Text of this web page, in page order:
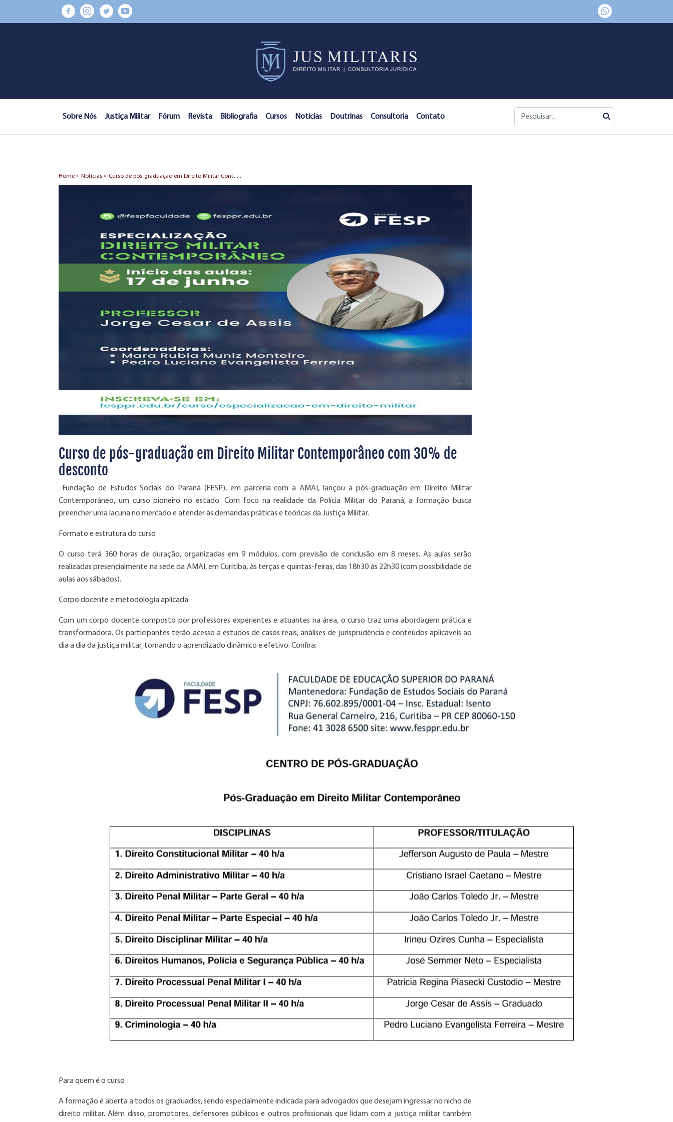
Sobre Nós Justiça Militar Fórum Revista Bibliografia Cursos Notícias Doutrinas Consultoria Contato
Home » Notícias » C
urso de pós-graduação em Direito Militar Contemporâneo com 30% de desconto
Curso de pós-graduação em Direito Militar Contemporâneo com 30% de
desconto
Fundação de Estudos Sociais do Paraná (FESP), em parceria com a AMAI, lançou a pós-graduação em Direito Militar
Contemporâneo, um curso pioneiro no estado. Com foco na realidade da Polícia Militar do Paraná, a formação busca
preencher uma lacuna no mercado e atender às demandas práticas e teóricas da Justiça Militar.
Formato e estrutura do curso
O curso terá 360 horas de duração, organizadas em 9 módulos, com previsão de conclusão em 8 meses. As aulas serão
realizadas presencialmente na sede da AMAI, em Curitiba, às terças e quintas-feiras, das 18h30 às 22h30 (com possibilidade de
aulas aos sábados).
Corpo docente e metodologia aplicada
Com um corpo docente composto por professores experientes e atuantes na área, o curso traz uma abordagem prática e
transformadora. Os participantes terão acesso a estudos de casos reais, análises de jurisprudência e conteúdos aplicáveis ao
dia a dia da justiça militar, tornando o aprendizado dinâmico e efetivo. Confira:
Para quem é o curso
A formação é aberta a todos os graduados, sendo especialmente indicada para advogados que desejam ingressar no nicho de
direito militar. Além disso, promotores, defensores públicos e outros profissionais que lidam com a justiça militar também